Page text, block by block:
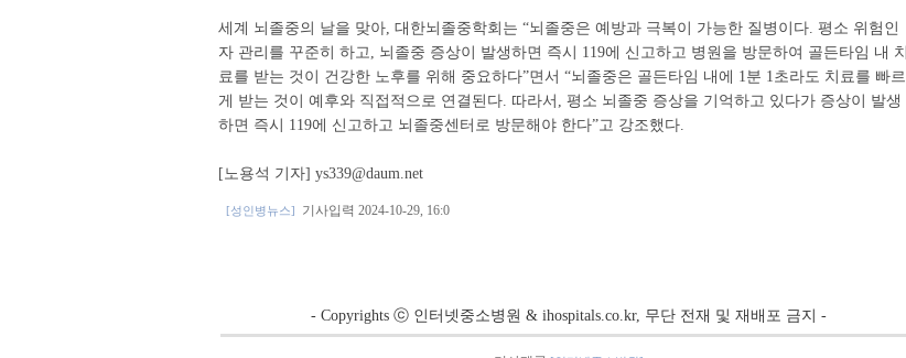
세계 뇌졸중의 날을 맞아, 대한뇌졸중학회는 “뇌졸중은 예방과 극복이 가능한 질병이다. 평소 위험인
자 관리를 꾸준히 하고, 뇌졸중 증상이 발생하면 즉시 119에 신고하고 병원을 방문하여 골든타임 내 치
료를 받는 것이 건강한 노후를 위해 중요하다”면서 “뇌졸중은 골든타임 내에 1분 1초라도 치료를 빠르
게 받는 것이 예후와 직접적으로 연결된다. 따라서, 평소 뇌졸중 증상을 기억하고 있다가 증상이 발생
하면 즉시 119에 신고하고 뇌졸중센터로 방문해야 한다”고 강조했다.
[노용석 기자] ys339@daum.net
[성인병뉴스] 기사입력 2024-10-29, 16:0
- Copyrights ⓒ 인터넷중소병원 & ihospitals.co.kr, 무단 전재 및 재배포 금지 -